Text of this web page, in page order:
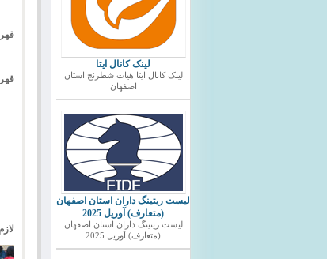
لینک کانال ایتا
لینک کانال ایتا هیات شطرنج استان
اصفهان
ليست ريتينگ داران استان اصفهان
(متعارف) آوریل 2025
ليست ريتينگ داران استان اصفهان
(متعارف) آوریل 2025
قهرمان میز 4 :
قهرمان میز 5 :